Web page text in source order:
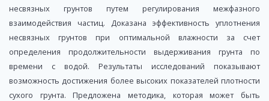
несвязных грунтов путем регулирования межфазного
взаимодействия частиц. Доказана эффективность уплотнения
несвязных грунтов при оптимальной влажности за счет
определения продолжительности выдерживания грунта по
времени с водой. Результаты исследований показывают
возможность достижения более высоких показателей плотности
сухого грунта. Предложена методика, которая может быть